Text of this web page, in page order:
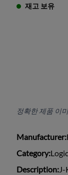
재고 보유
정확한 제품 이
Manufacturer:
Category:Logic
Description: